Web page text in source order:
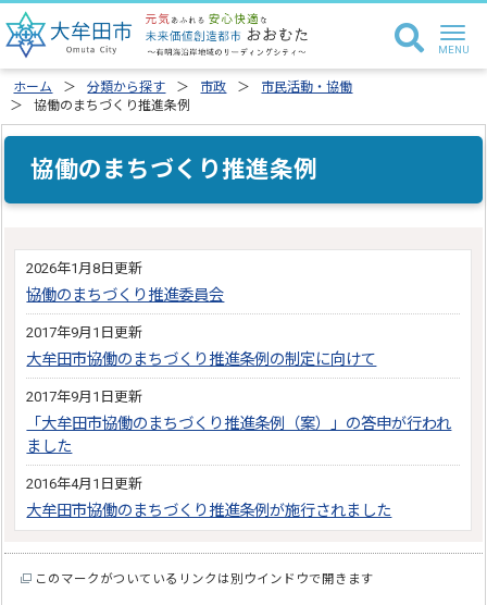
ホーム 分類から探す 市政
市民活動・協働
協働のまちづくり推進条例
協働のまちづくり推進条例
2026年1月8日更新
協働のまちづくり推進委員会
2017年9月1日更新
大牟田市協働のまちづくり推進条例の制定に向けて
2017年9月1日更新
「大牟田市協働のまちづくり推進条例（案）」の答申が行われ
ました
2016年4月1日更新
大牟田市協働のまちづくり推進条例が施行されました
このマークがついているリンクは別ウインドウで開きます